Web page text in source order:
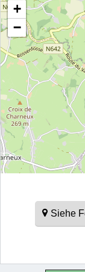
+
−
Siehe